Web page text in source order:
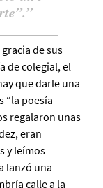
de sus
de colegial, el
que darle una
“la poesía
regalaron unas
eran
y leímos
lanzó una
calle a la